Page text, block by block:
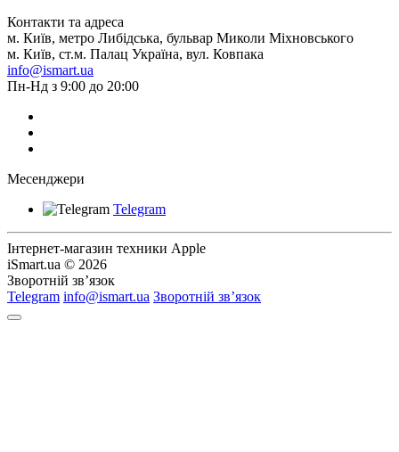
Контакти та адреса
м. Київ, метро Либідська, бульвар Миколи Міхновського
м. Київ, ст.м. Палац Україна, вул. Ковпака
info@ismart.ua
Пн-Нд з 9:00 до 20:00
Месенджери
Telegram
Інтернет-магазин техники Apple
iSmart.ua © 2026
Зворотній зв’язок
Telegram info@ismart.ua Зворотній зв’язок